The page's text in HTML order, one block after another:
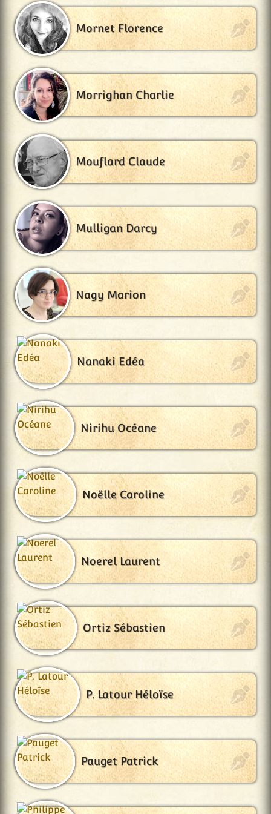
Mornet Florence
Morrighan Charlie
Mouflard Claude
Mulligan Darcy
Nagy Marion
Nanaki Edéa
Nirihu Océane
Noëlle Caroline
Noerel Laurent
Ortiz Sébastien
P. Latour Héloïse
Pauget Patrick